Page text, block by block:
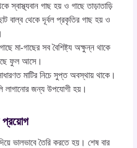
স্বাস্থ্যবান গাছ হয় ও গাছে তাড়াতাড়ি
বাল্ব থেকে দূর্বল প্রকৃতির গাছ হয় ও
মা-গাছের সব বৈশিষ্ট্য অক্ষুন্ন থাকে
ফুল আসে।
মাটির নিচে সুপ্ত অবস্থায় থাকে।
লাগানোর জন্য উপযোগী হয়।
প্রয়োগ
ভালভাবে তৈরি করতে হয়। শেষ বার